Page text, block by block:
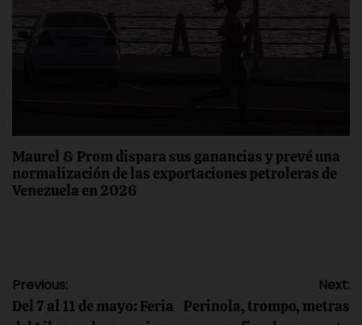
Maurel & Prom dispara sus ganancias y prevé una
normalización de las exportaciones petroleras de
Venezuela en 2026
Navegación
Previous:
Del 7 al 11 de mayo: Feria
Next:
Perinola, trompo, metras